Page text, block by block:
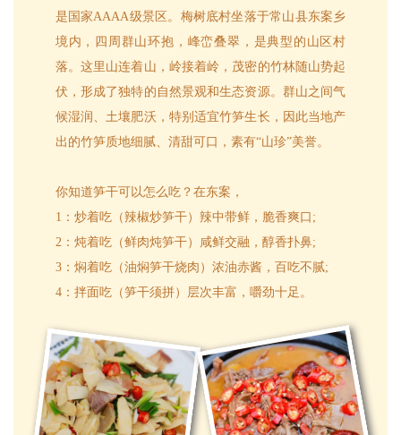
是国家AAAA级景区。梅树底村坐落于常山县东案乡
境内，四周群山环抱，峰峦叠翠，是典型的山区村
落。这里山连着山，岭接着岭，茂密的竹林随山势起
伏，形成了独特的自然景观和生态资源。群山之间气
候湿润、土壤肥沃，特别适宜竹笋生长，因此当地产
出的竹笋质地细腻、清甜可口，素有“山珍”美誉。
你知道笋干可以怎么吃？在东案，
1：炒着吃（辣椒炒笋干）辣中带鲜，脆香爽口;
2：炖着吃（鲜肉炖笋干）咸鲜交融，醇香扑鼻;
3：焖着吃（油焖笋干烧肉）浓油赤酱，百吃不腻;
4：拌面吃（笋干须拼）层次丰富，嚼劲十足。